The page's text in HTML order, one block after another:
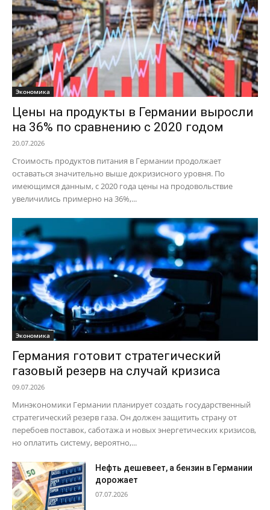
Экономика
Цены на продукты в Германии выросли
на 36% по сравнению с 2020 годом
20.07.2026
Стоимость продуктов питания в Германии продолжает
оставаться значительно выше докризисного уровня. По
имеющимся данным, с 2020 года цены на продовольствие
увеличились примерно на 36%,...
Экономика
Германия готовит стратегический
газовый резерв на случай кризиса
09.07.2026
Минэкономики Германии планирует создать государственный
стратегический резерв газа. Он должен защитить страну от
перебоев поставок, саботажа и новых энергетических кризисов,
но оплатить систему, вероятно,...
Нефть дешевеет, а бензин в Германии
дорожает
07.07.2026